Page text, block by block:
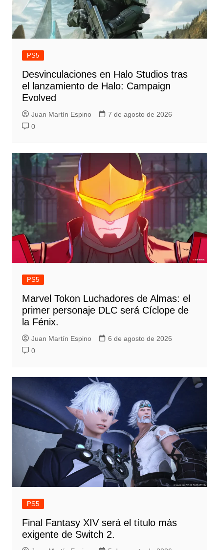
PS5
Desvinculaciones en Halo Studios tras
el lanzamiento de Halo: Campaign
Evolved
Juan Martín Espino
7 de agosto de 2026
0
PS5
Marvel Tokon Luchadores de Almas: el
primer personaje DLC será Cíclope de
la Fénix.
Juan Martín Espino
6 de agosto de 2026
0
PS5
Final Fantasy XIV será el título más
exigente de Switch 2.